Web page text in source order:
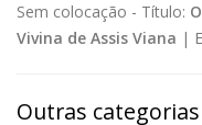
Sem colocação - Título:
Vivina de Assis Viana |
Outras